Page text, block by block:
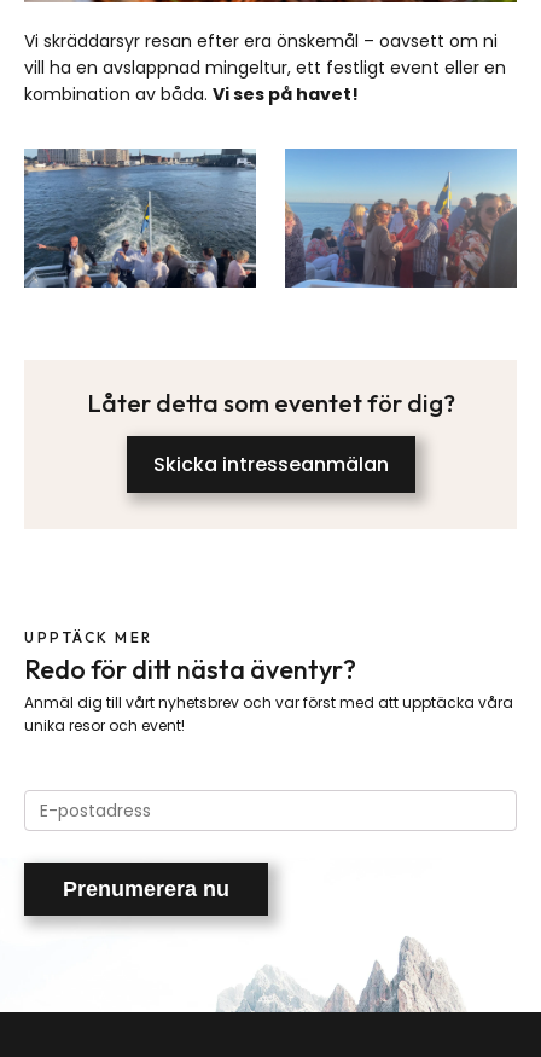
Vi skräddarsyr resan efter era önskemål – oavsett om ni
vill ha en avslappnad mingeltur, ett festligt event eller en
kombination av båda. Vi ses på havet!
Låter detta som eventet för dig?
Skicka intresseanmälan
UPPTÄCK MER
Redo för ditt nästa äventyr?
Anmäl dig till vårt nyhetsbrev och var först med att upptäcka våra
unika resor och event!
Please
leave